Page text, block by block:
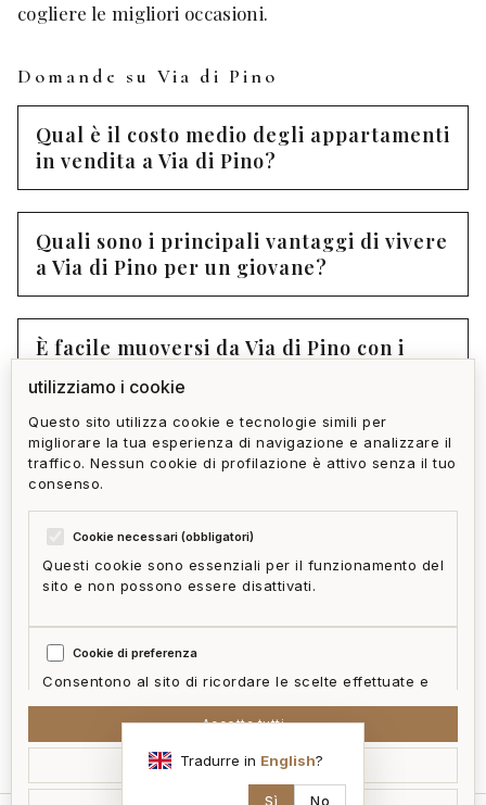
cogliere le migliori occasioni.
Domande su Via di Pino
Qual è il costo medio degli appartamenti
in vendita a Via di Pino?
Quali sono i principali vantaggi di vivere
a Via di Pino per un giovane?
È facile muoversi da Via di Pino con i
mezzi pubblici?
torna a molassana tutti gli immobili
McFrancis
mappa del sito
utilizziamo i cookie
Questo sito utilizza cookie e tecnologie simili per
migliorare la tua esperienza di navigazione e analizzare il
traffico. Nessun cookie di profilazione è attivo senza il tuo
consenso.
Cookie necessari (obbligatori)
Questi cookie sono essenziali per il funzionamento del
sito e non possono essere disattivati.
Cookie di preferenza
Consentono al sito di ricordare le scelte effettuate e
Cookie statistici
Aiutano a capire come i visitatori interagiscono con il
Accetta tutti
Accetta selezionati
Tradurre in English?
Sì No